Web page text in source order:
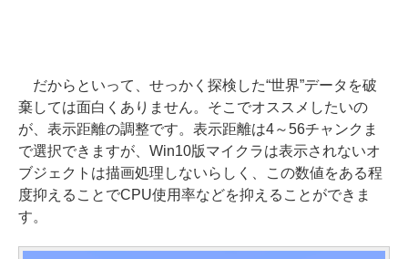
だからといって、せっかく探検した“世界”データを破
棄しては面白くありません。そこでオススメしたいの
が、表示距離の調整です。表示距離は4～56チャンクま
で選択できますが、Win10版マイクラは表示されないオ
ブジェクトは描画処理しないらしく、この数値をある程
度抑えることでCPU使用率などを抑えることができま
す。